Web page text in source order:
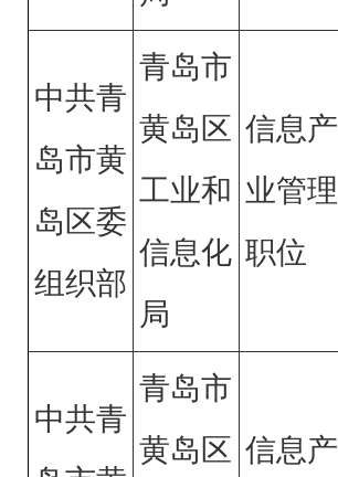
中共青
岛市黄
岛区委
组织部
青岛市
黄岛区
工业和
信息化
局
信息产
业管理
职位
中共青
青岛市
黄岛区 信息产